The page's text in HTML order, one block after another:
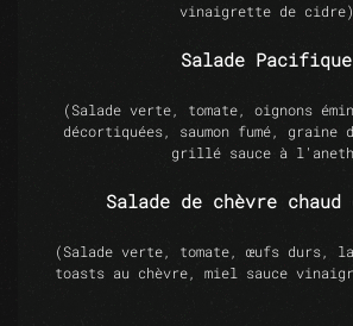
vinaigrette de cidre)
Salade Pacifique
(Salade verte, tomate, oignons
décortiquées, saumon fumé, graine
grillé sauce à
Salade de chèvre
(Salade verte, tomate, œufs durs,
toasts au chèvre, miel sauce